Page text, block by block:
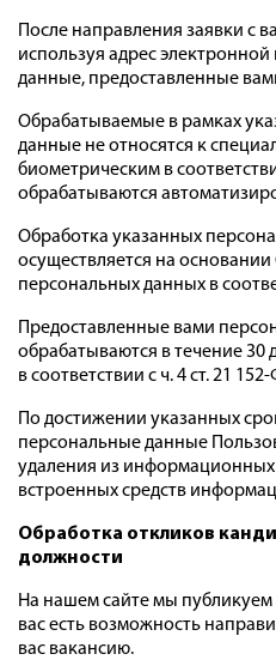
После направления заявки с
используя адрес
данные, предоставленные
Обрабатываемые в рамках
данные не относятся к
биометрическим в
обрабатываются
Обработка указанных
осуществляется на
персональных данных в
Предоставленные вами
обрабатываются в течение 30
в соответствии с ч. 4 ст. 21
По достижении указанных
персональные данные
удаления из
встроенных средств
Обработка откликов
должности
На нашем сайте мы публикуем
вас есть возможность
вас вакансию.